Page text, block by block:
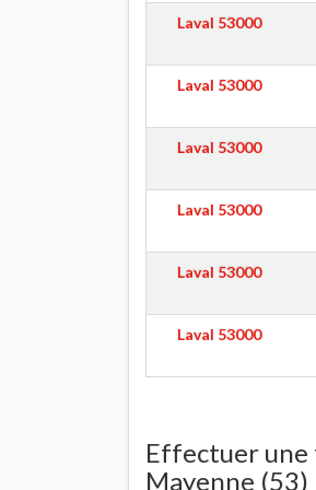
Laval 53000
Laval 53000
Laval 53000
Laval 53000
Laval 53000
Laval 53000
Effectuer une
Mayenne (53)